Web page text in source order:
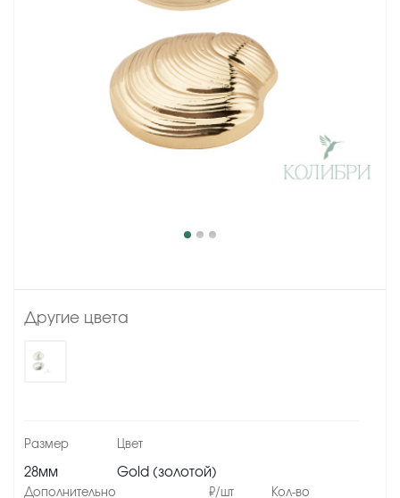
Другие цвета
28мм Gold (золотой)